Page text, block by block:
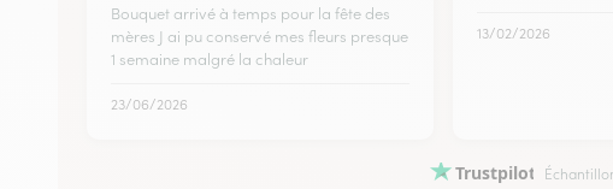
Bouquet arrivé à temps pour la fête des
mères J ai pu conservé mes fleurs presque
1 semaine malgré la chaleur
23/06/2026
13/02/2026
Trustpilot